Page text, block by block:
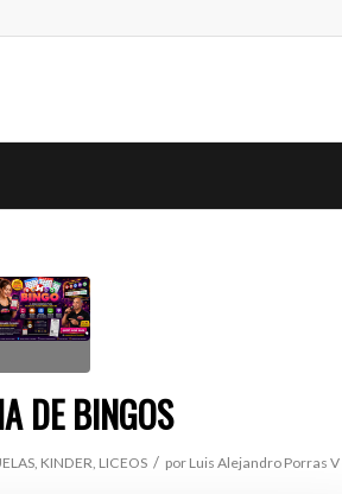
DE BINGOS
, KINDER, LICEOS / por Luis Alejandro Porras V